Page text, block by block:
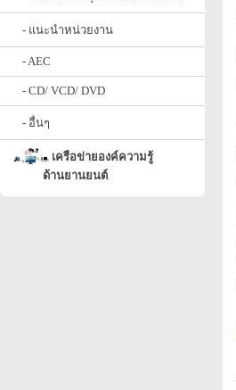
- แนะนำหน่วยงาน
- AEC
- CD/ VCD/ DVD
- อื่นๆ
เครือข่ายองค์ความรู้
ด้านยานยนต์